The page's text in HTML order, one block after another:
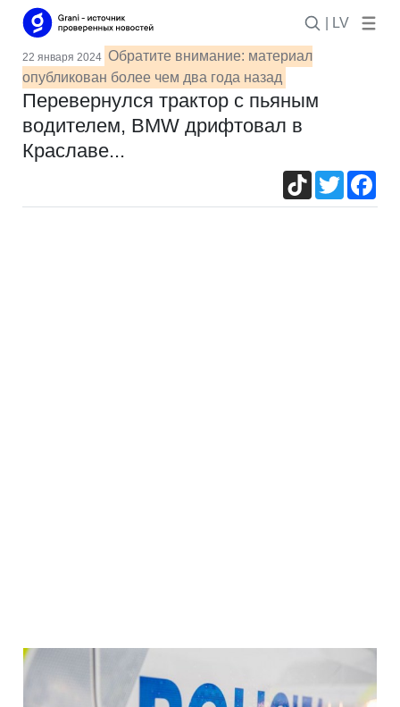
| LV
22 января 2024 Обратите внимание: материал
опубликован более чем два года назад
Перевернулся трактор с пьяным
водителем, BMW дрифтовал в
Краславе...
TikTokTwitter